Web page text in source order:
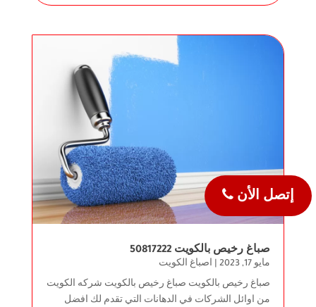
صباغ رخيص بالكويت 50817222
مايو 17, 2023 | اصباغ الكويت
صباغ رخيص بالكويت صباغ رخيص بالكويت شركه الكويت
من اوائل الشركات في الدهانات التي تقدم لك افضل
إتصل الأن